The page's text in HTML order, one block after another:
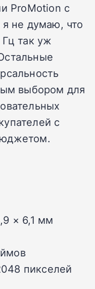
ProMotion с
не думаю, что
Гц так уж
выбором для
с
× 6,1 мм
пикселей